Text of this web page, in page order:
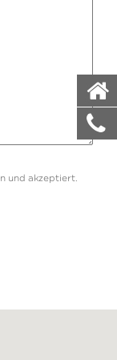
und akzeptiert.